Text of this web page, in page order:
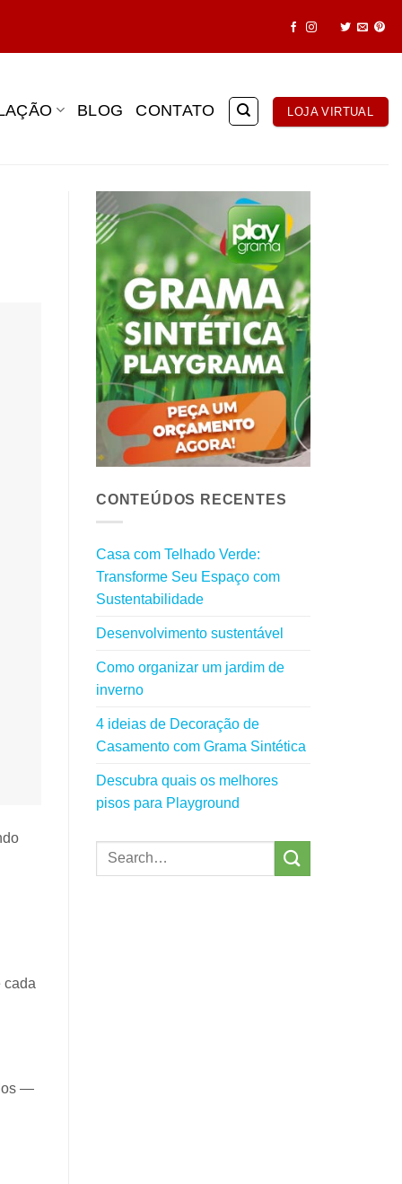
BLOG CONTATO LOJA VIRTUAL
cada
—
CONTEÚDOS RECENTES
Casa com Telhado Verde:
Transforme Seu Espaço com
Sustentabilidade
Desenvolvimento sustentável
Como organizar um jardim de
inverno
4 ideias de Decoração de
Casamento com Grama Sintética
Descubra quais os melhores
pisos para Playground